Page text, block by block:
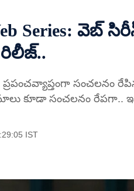
Series: వెబ్
ప్రపంచవ్యాప్తంగా సంచలనం
కూడా సంచలనం రేపగా..
IST